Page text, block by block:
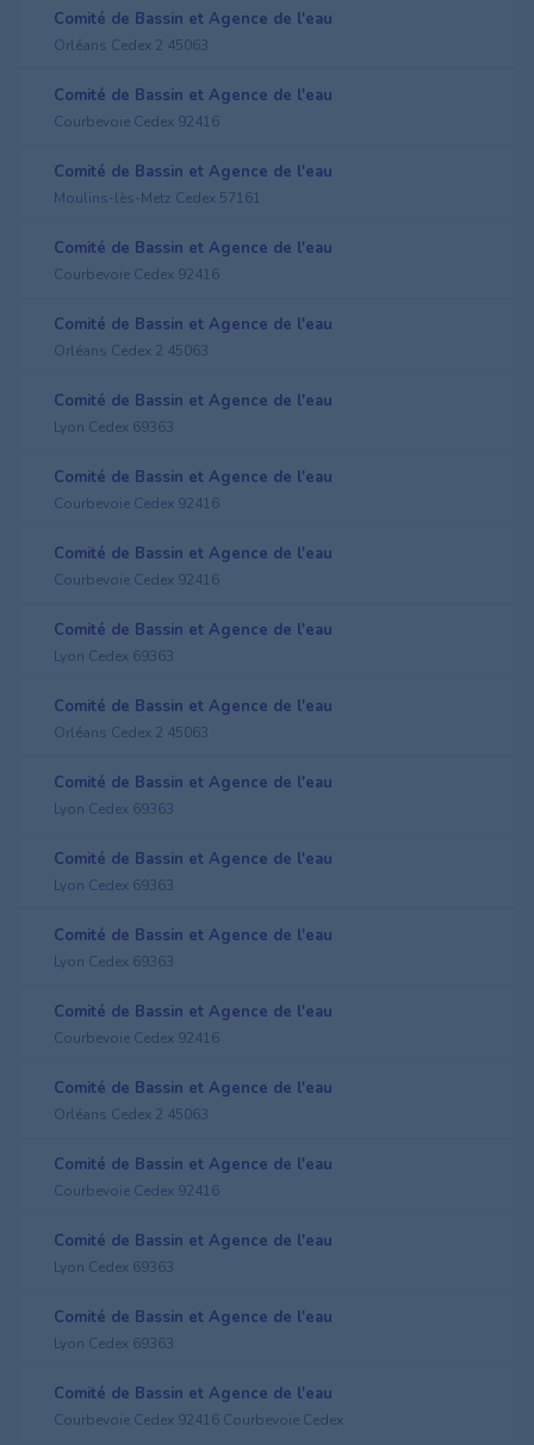
Comité de Bassin et Agence de l'eau
Orléans Cedex 2 45063
Comité de Bassin et Agence de l'eau
Courbevoie Cedex 92416
Comité de Bassin et Agence de l'eau
Moulins-lès-Metz Cedex 57161
Comité de Bassin et Agence de l'eau
Courbevoie Cedex 92416
Comité de Bassin et Agence de l'eau
Orléans Cedex 2 45063
Comité de Bassin et Agence de l'eau
Lyon Cedex 69363
Comité de Bassin et Agence de l'eau
Courbevoie Cedex 92416
Comité de Bassin et Agence de l'eau
Courbevoie Cedex 92416
Comité de Bassin et Agence de l'eau
Lyon Cedex 69363
Comité de Bassin et Agence de l'eau
Orléans Cedex 2 45063
Comité de Bassin et Agence de l'eau
Lyon Cedex 69363
Comité de Bassin et Agence de l'eau
Lyon Cedex 69363
Comité de Bassin et Agence de l'eau
Lyon Cedex 69363
Comité de Bassin et Agence de l'eau
Courbevoie Cedex 92416
Comité de Bassin et Agence de l'eau
Orléans Cedex 2 45063
Comité de Bassin et Agence de l'eau
Courbevoie Cedex 92416
Comité de Bassin et Agence de l'eau
Lyon Cedex 69363
Comité de Bassin et Agence de l'eau
Lyon Cedex 69363
Comité de Bassin et Agence de l'eau
Courbevoie Cedex 92416 Courbevoie Cedex